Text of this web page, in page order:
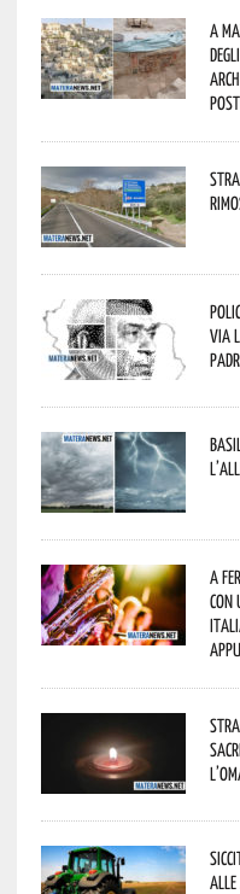
A
via
A
con
alle